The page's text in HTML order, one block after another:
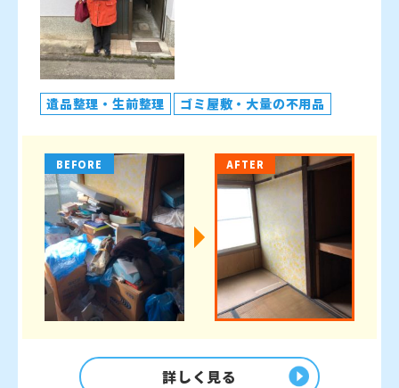
遺品整理・生前整理 ゴミ屋敷・大量の不用品
BEFORE AFTER
詳しく見る